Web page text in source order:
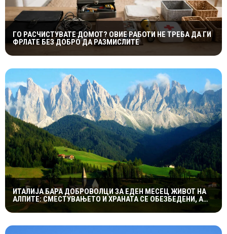
ГО РАСЧИСТУВАТЕ ДОМОТ? ОВИЕ РАБОТИ НЕ ТРЕБА ДА ГИ
ФРЛАТЕ БЕЗ ДОБРО ДА РАЗМИСЛИТЕ
ИТАЛИЈА БАРА ДОБРОВОЛЦИ ЗА ЕДЕН МЕСЕЦ ЖИВОТ НА
АЛПИТЕ: СМЕСТУВАЊЕТО И ХРАНАТА СЕ ОБЕЗБЕДЕНИ, А
СЛЕДУВА И НАДОМЕСТ ОД 400 ЕВРА